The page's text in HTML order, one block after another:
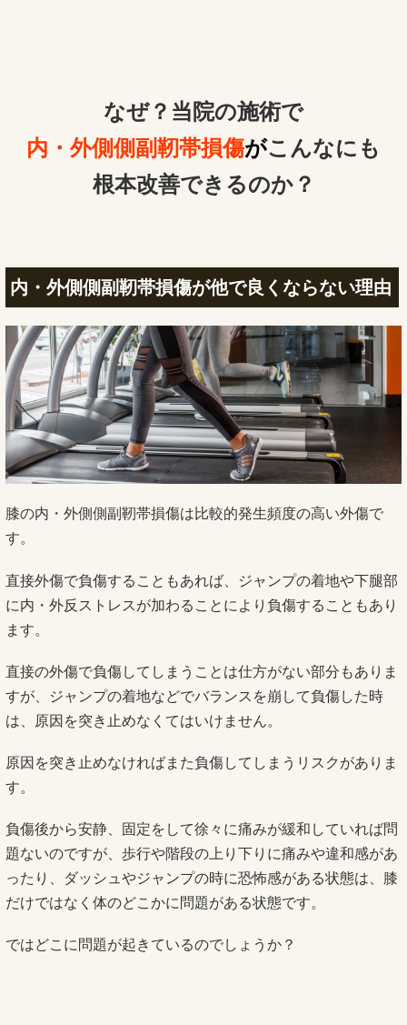
なぜ？当院の施術で
内・外側側副靭帯損傷がこんなにも
根本改善できるのか？
内・外側側副靭帯損傷が他で良くならない理由
膝の内・外側側副靭帯損傷は比較的発生頻度の高い外傷で
す。
直接外傷で負傷することもあれば、ジャンプの着地や下腿部
に内・外反ストレスが加わることにより負傷することもあり
ます。
直接の外傷で負傷してしまうことは仕方がない部分もありま
すが、ジャンプの着地などでバランスを崩して負傷した時
は、原因を突き止めなくてはいけません。
原因を突き止めなければまた負傷してしまうリスクがありま
す。
負傷後から安静、固定をして徐々に痛みが緩和していれば問
題ないのですが、歩行や階段の上り下りに痛みや違和感があ
ったり、ダッシュやジャンプの時に恐怖感がある状態は、膝
だけではなく体のどこかに問題がある状態です。
ではどこに問題が起きているのでしょうか？